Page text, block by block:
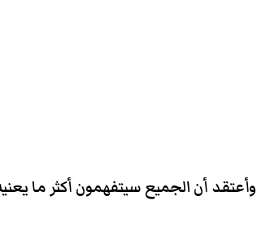
أن الجميع سيتفهمون أكثر ما